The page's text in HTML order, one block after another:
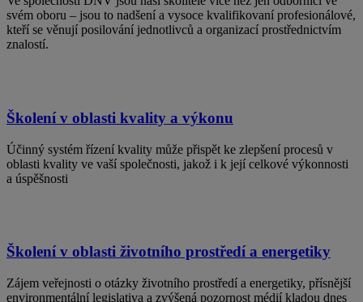
svém oboru – jsou to nadšení a vysoce kvalifikovaní profesionálové,
kteří se věnují posilování jednotlivců a organizací prostřednictvím
znalostí.
Školení v oblasti kvality a výkonu
Účinný systém řízení kvality může přispět ke zlepšení procesů v
oblasti kvality ve vaší společnosti, jakož i k její celkové výkonnosti
a úspěšnosti
Školení v oblasti životního prostředí a energetiky
Zájem veřejnosti o otázky životního prostředí a energetiky, přísnější
environmentální legislativa a zvýšená pozornost médií kladou dnes